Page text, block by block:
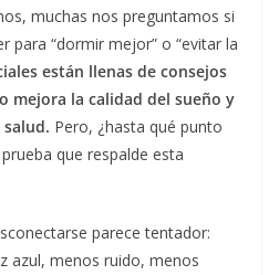
muchas nos preguntamos si
para “dormir mejor” o “evitar la
están llenas de consejos
mejora la calidad del sueño y
Pero, ¿hasta qué punto
que respalde esta
parece tentador:
azul, menos ruido, menos